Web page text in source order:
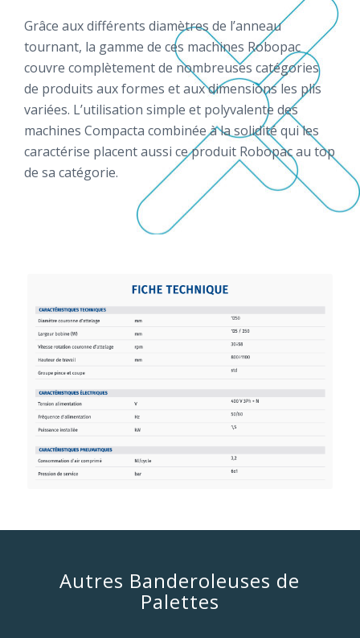
Grâce aux différents diamètres de l’anneau
tournant, la gamme de ces machines Robopac
couvre complètement de nombreuses catégories
de produits aux formes et aux dimensions les plis
variées. L’utilisation simple et polyvalente des
machines Compacta combinée à la solidité qui les
caractérise placent aussi ce produit Robopac au top
de sa catégorie.
Autres Banderoleuses de
Palettes